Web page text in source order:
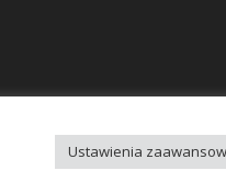
Ustawienia